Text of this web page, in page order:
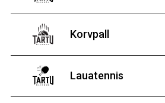
Korvpall
Lauatennis